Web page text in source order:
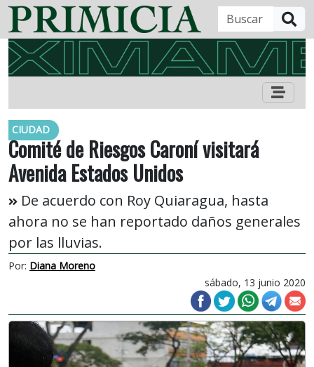
CIUDAD
Comité de Riesgos Caroní visitará
Avenida Estados Unidos
De acuerdo con Roy Quiaragua, hasta
ahora no se han reportado daños generales
por las lluvias.
Por: Diana Moreno
sábado, 13 junio 2020